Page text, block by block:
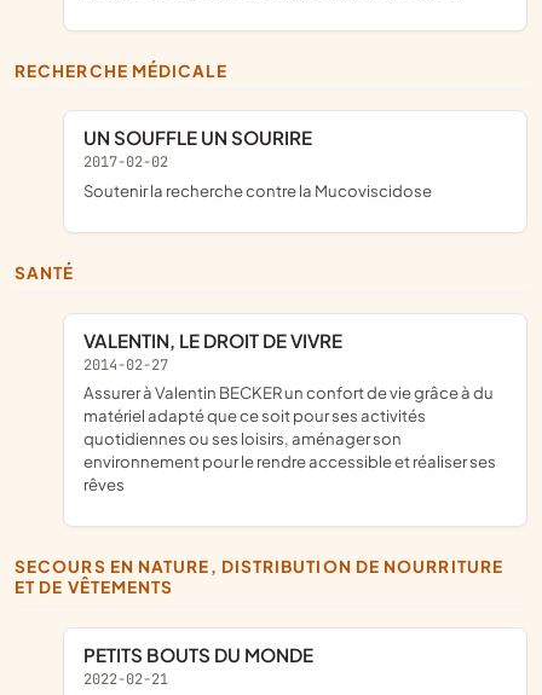
RECHERCHE MÉDICALE
UN SOUFFLE UN SOURIRE
2017-02-02
soutenir la recherche contre la Mucoviscidose
SANTÉ
VALENTIN, LE DROIT DE VIVRE
2014-02-27
assurer à Valentin BECKER un confort de vie grâce à du
matériel adapté que ce soit pour ses activités
quotidiennes ou ses loisirs, aménager son
environnement pour le rendre accessible et réaliser ses
rêves
SECOURS EN NATURE, DISTRIBUTION DE NOURRITURE
ET DE VÊTEMENTS
PETITS BOUTS DU MONDE
2022-02-21